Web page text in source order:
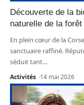
Découverte de la
naturelle de la
En plein cœur de la
sanctuaire raffiné.
séduit tant…
Activités 14 mai 2026